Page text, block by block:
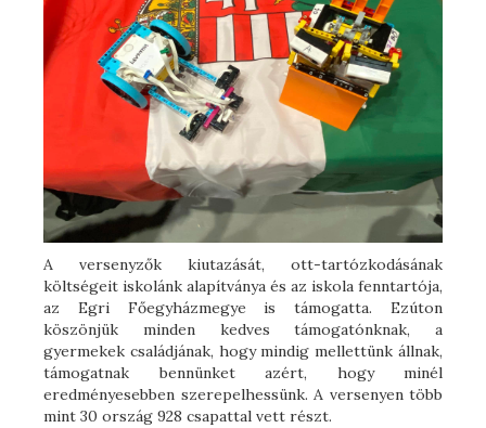
A versenyzők kiutazását, ott-tartózkodásának
költségeit iskolánk alapítványa és az iskola fenntartója,
az Egri Főegyházmegye is támogatta. Ezúton
köszönjük minden kedves támogatónknak, a
gyermekek családjának, hogy mindig mellettünk állnak,
támogatnak bennünket azért, hogy minél
eredményesebben szerepelhessünk. A versenyen több
mint 30 ország 928 csapattal vett részt.